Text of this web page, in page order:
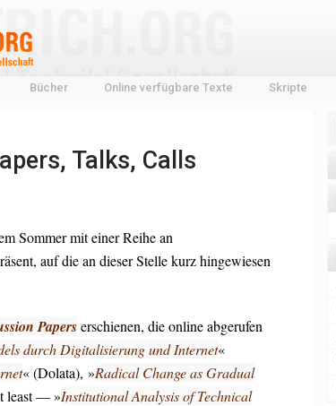
Skripte
Online verfügbare Texte
Bücher
Talks, Calls
Sommer mit einer Reihe an
auf die an dieser Stelle kurz hingewiesen
Paperserschienen, die online abgerufen
durch Digitalisierung und Internet«
« (Dolata), »Radical Change as Gradual
least — »Institutional Analysis of Technical